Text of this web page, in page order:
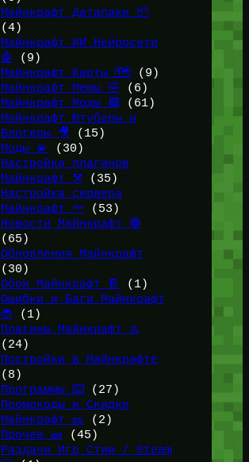
Майнкрафт Датапаки 📦
(4)
Майнкрафт ИИ Нейросети
🤖
(9)
Майнкрафт Карты 🗺️(9)
Майнкрафт Мемы 🤣 (6)
Майнкрафт Моды 🟩 (61)
Майнкрафт Ютуберы и
Блогеры 🎥
(15)
Моды 💫
(30)
Настройка плагинов
Майнкрафт ⚒️(35)
Настройка сервера
Майнкрафт 🔦 (53)
Новости Майнкрафт 🔴
(65)
Обновления Майнкрафт
(30)
Обои Майнкрафт 📔
(1)
Ошибки и Баги Майнкрафт
🐞(1)
Плагины Майнкрафт ♨️
(24)
Постройки в Майнкрафте
(8)
Программы ⌨️(27)
Промокоды и Скидки
Майнкрафт 🎫
(2)
Прочее 🧱 (45)
Раздачи Игр Стим / Steam